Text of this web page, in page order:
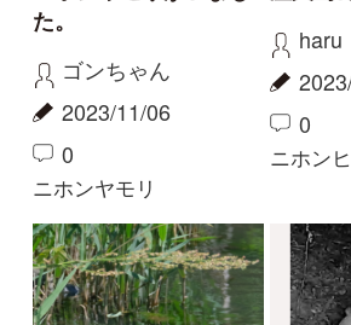
大きく育ちましたね･･･
aw
2022/05/08
屋久島のタヌキ
haru
2022/03/19